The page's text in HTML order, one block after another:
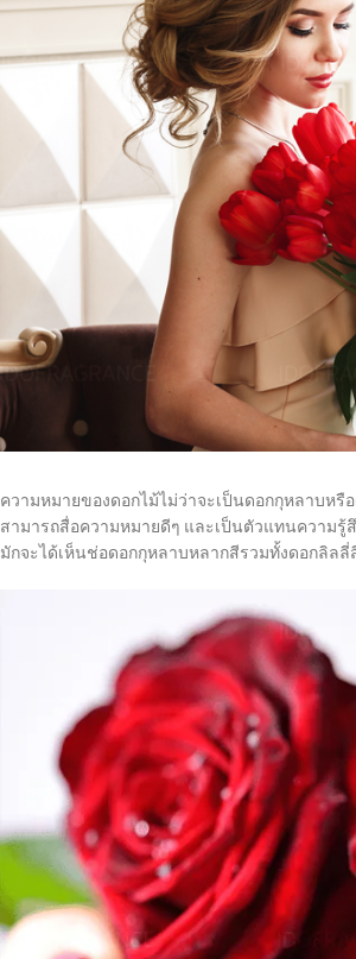
ความหมายของดอกไม้ไม่ว่าจะเป็นดอกกุหลาบห
สามารถสื่อความหมายดีๆ และเป็นตัวแทนความรู้
มักจะได้เห็นช่อดอกกุหลาบหลากสีรวมทั้งดอกลิล